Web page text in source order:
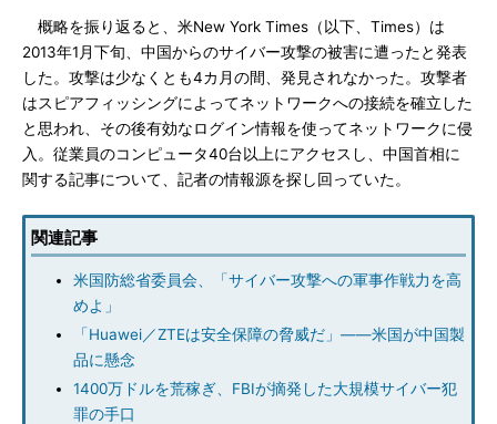
概略を振り返ると、米New York Times（以下、Times）は
2013年1月下旬、中国からのサイバー攻撃の被害に遭ったと発表
した。攻撃は少なくとも4カ月の間、発見されなかった。攻撃者
はスピアフィッシングによってネットワークへの接続を確立した
と思われ、その後有効なログイン情報を使ってネットワークに侵
入。従業員のコンピュータ40台以上にアクセスし、中国首相に
関する記事について、記者の情報源を探し回っていた。
関連記事
米国防総省委員会、「サイバー攻撃への軍事作戦力を高
めよ」
「Huawei／ZTEは安全保障の脅威だ」――米国が中国製
品に懸念
1400万ドルを荒稼ぎ、FBIが摘発した大規模サイバー犯
罪の手口